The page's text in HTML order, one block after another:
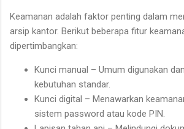
Keamanan adalah faktor penting dalam
arsip kantor. Berikut beberapa fitur
dipertimbangkan:
Kunci manual – Umum digunakan
kebutuhan standar.
Kunci digital – Menawarkan
sistem password atau kode PIN.